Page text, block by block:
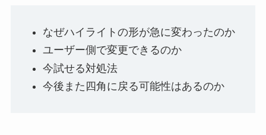
なぜハイライトの形が急に変わったのか
ユーザー側で変更できるのか
今試せる対処法
今後また四角に戻る可能性はあるのか